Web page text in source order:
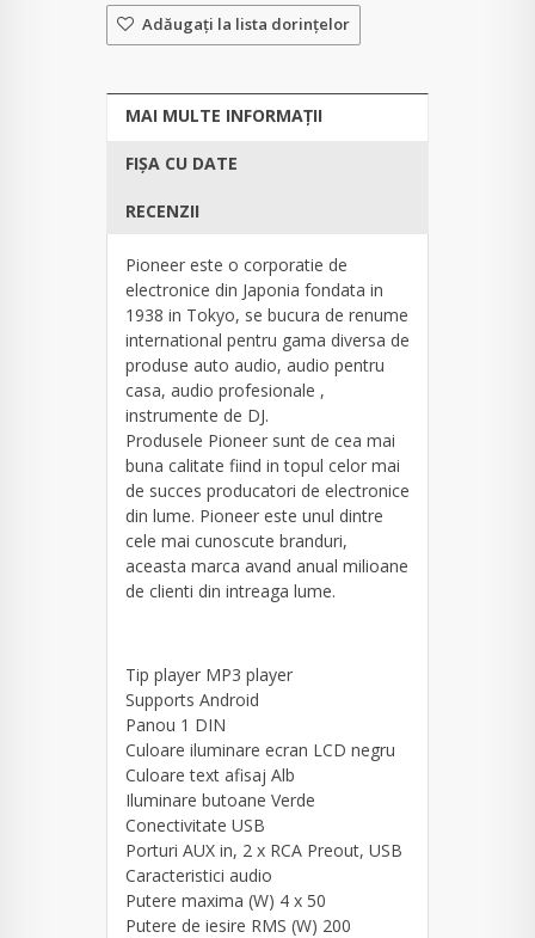
Adăugaţi la lista dorinţelor
MAI MULTE INFORMAȚII
FIȘA CU DATE
RECENZII
Pioneer este o corporatie de
electronice din Japonia fondata in
1938 in Tokyo, se bucura de renume
international pentru gama diversa de
produse auto audio, audio pentru
casa, audio profesionale ,
instrumente de DJ.
Produsele Pioneer sunt de cea mai
buna calitate fiind in topul celor mai
de succes producatori de electronice
din lume. Pioneer este unul dintre
cele mai cunoscute branduri,
aceasta marca avand anual milioane
de clienti din intreaga lume.
Tip player MP3 player
Supports Android
Panou 1 DIN
Culoare iluminare ecran LCD negru
Culoare text afisaj Alb
Iluminare butoane Verde
Conectivitate USB
Porturi AUX in, 2 x RCA Preout, USB
Caracteristici audio
Putere maxima (W) 4 x 50
Putere de iesire RMS (W) 200